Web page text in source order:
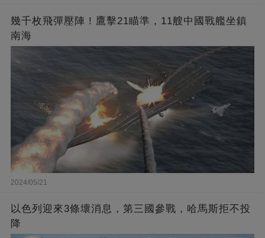
幾千枚飛彈壓陣！鷹擊21瞄準，11艘中國戰艦坐鎮
南海
2024/05/21
以色列迎來3條壞消息，第三國參戰，哈馬斯拒不投
降